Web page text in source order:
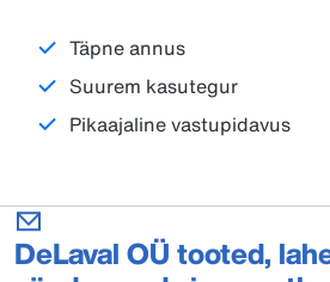
Täpne annus
Suurem kasutegur
Pikaajaline vastupidavus
DeLaval OÜ tooted,